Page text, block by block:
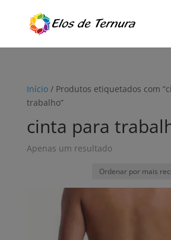
Início/ Produtos etiquetados com
trabalho”
cinta para
Apenas um resultado